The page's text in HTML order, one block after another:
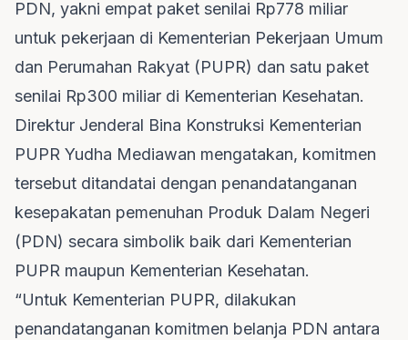
PDN, yakni empat paket senilai Rp778 miliar
untuk pekerjaan di Kementerian Pekerjaan Umum
dan Perumahan Rakyat (PUPR) dan satu paket
senilai Rp300 miliar di Kementerian Kesehatan.
Direktur Jenderal Bina Konstruksi Kementerian
PUPR Yudha Mediawan mengatakan, komitmen
tersebut ditandatai dengan penandatanganan
kesepakatan pemenuhan Produk Dalam Negeri
(PDN) secara simbolik baik dari Kementerian
PUPR maupun Kementerian Kesehatan.
“Untuk Kementerian PUPR, dilakukan
penandatanganan komitmen belanja PDN antara